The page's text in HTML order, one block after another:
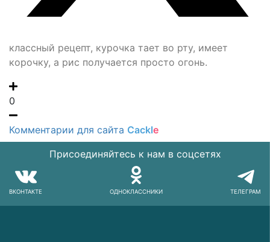
классный рецепт, курочка тает во рту, имеет
корочку, а рис получается просто огонь.
0
Комментарии для сайта Cackle
Присоединяйтесь к нам в соцсетях
ВКОНТАКТЕ ОДНОКЛАССНИКИ ТЕЛЕГРАМ